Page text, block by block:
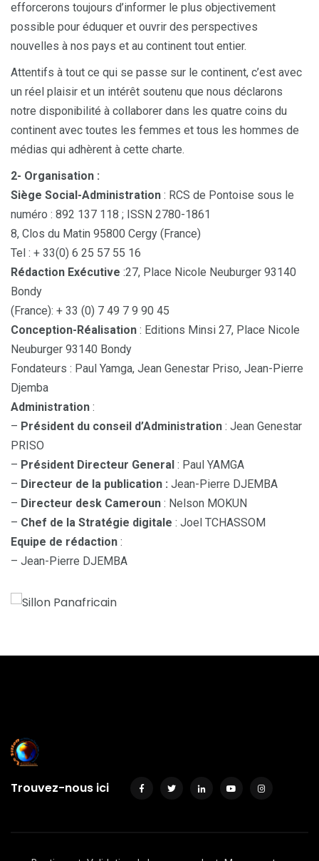
efforcerons toujours d’informer le plus objectivement
possible pour éduquer et ouvrir des perspectives
nouvelles à nos pays et au continent tout entier.
Attentifs à tout ce qui se passe sur le continent, c’est avec
un réel plaisir et un intérêt soutenu que nous déclarons
notre disponibilité à collaborer dans les quatre coins du
continent avec toutes les femmes et tous les hommes de
médias qui adhèrent à cette charte.
2- Organisation :
Siège Social-Administration : RCS de Pontoise sous le
numéro : 892 137 118 ; ISSN 2780-1861
8, Clos du Matin 95800 Cergy (France)
Tel : + 33(0) 6 25 57 55 16
Rédaction Exécutive :27, Place Nicole Neuburger 93140
Bondy
(France): + 33 (0) 7 49 7 9 90 45
Conception-Réalisation : Editions Minsi 27, Place Nicole
Neuburger 93140 Bondy
Fondateurs : Paul Yamga, Jean Genestar Priso, Jean-Pierre
Djemba
Administration :
– Président du conseil d’Administration : Jean Genestar
PRISO
– Président Directeur General : Paul YAMGA
– Directeur de la publication : Jean-Pierre DJEMBA
– Directeur desk Cameroun : Nelson MOKUN
– Chef de la Stratégie digitale : Joel TCHASSOM
Equipe de rédaction :
– Jean-Pierre DJEMBA
Trouvez-nous ici